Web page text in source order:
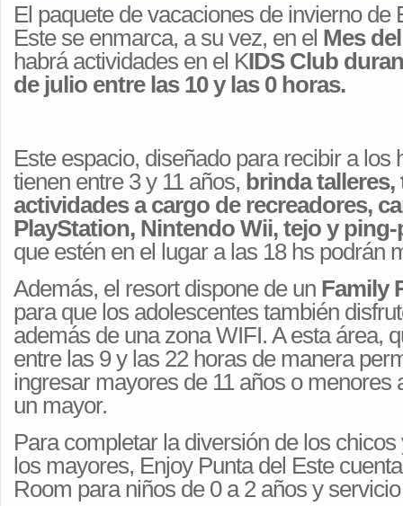
El paquete de vacaciones de invierno de
Este se enmarca, a su vez, en el Mes
habrá actividades en el KIDS Club
de julio entre las 10 y las 0 horas.
Este espacio, diseñado para recibir a los
tienen entre 3 y 11 años, brinda
actividades a cargo de recreadores,
PlayStation, Nintendo Wii, tejo y
que estén en el lugar a las 18 hs podrán
Además, el resort dispone de un Family
para que los adolescentes también
además de una zona WIFI. A esta área,
entre las 9 y las 22 horas de manera
ingresar mayores de 11 años o menores
un mayor.
Para completar la diversión de los
los mayores, Enjoy Punta del Este
Room para niños de 0 a 2 años y